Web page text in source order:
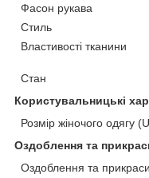
Фасон рукава
Стиль
Властивості тканини
Стан
Користувальницькі
Розмір жіночого одягу
Оздоблення та
Оздоблення та прикраси